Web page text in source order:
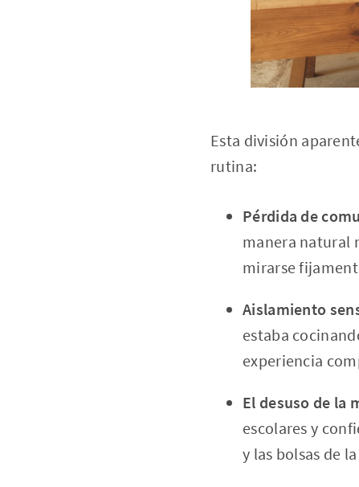
Esta división
rutina:
Pérdida de
manera natural
mirarse
Aislamiento
estaba
experiencia
El desuso de la
escolares y
y las bolsas de